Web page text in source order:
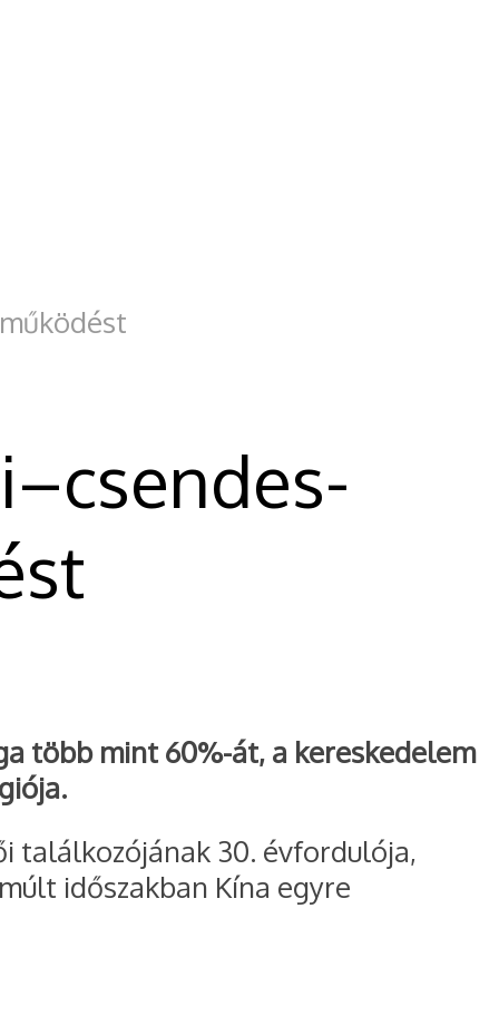
több mint 60%-át, a kereskedelem
találkozójának 30. évfordulója,
időszakban Kína egyre